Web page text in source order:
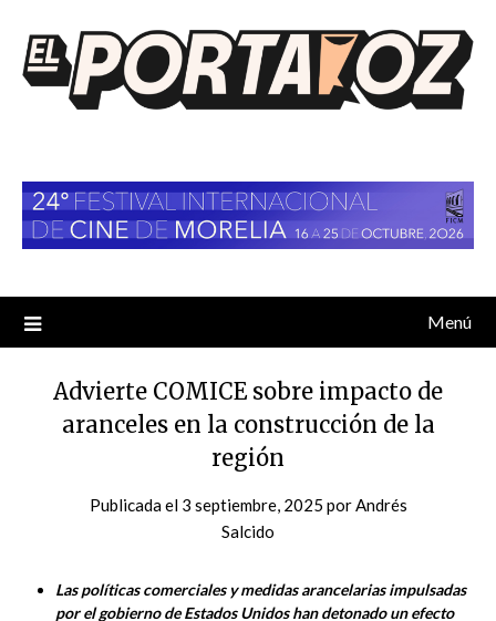
contenido
Menú
Advierte COMICE sobre impacto de
aranceles en la construcción de la
región
Publicada el 3 septiembre, 2025 porAndrés
Salcido
Las políticas comerciales y medidas arancelarias impulsadas
por el gobierno de Estados Unidos han detonado un efecto